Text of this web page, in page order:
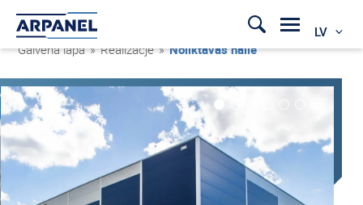
LV
Galvenā lapa » Realizacje »Noliktavas halle